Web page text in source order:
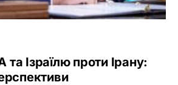
Ізраїлю проти Ірану: